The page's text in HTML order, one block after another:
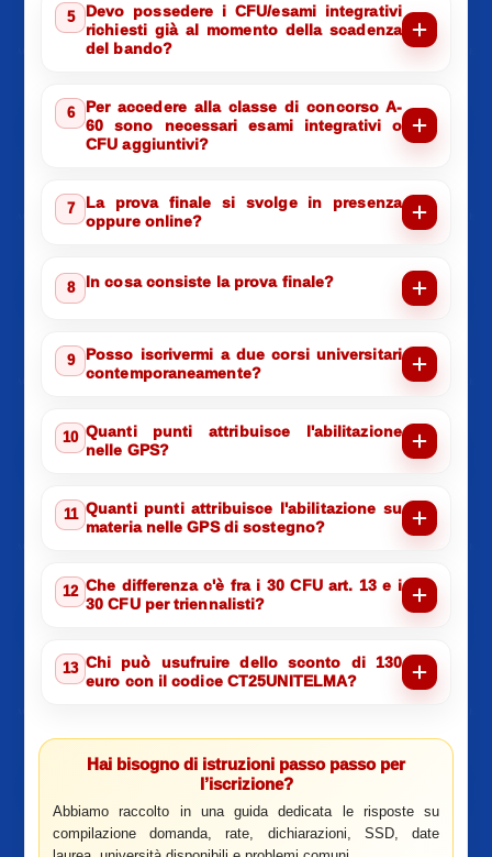
5
Devo possedere i CFU/esami integrativi
richiesti già al momento della scadenza
del bando?
6
Per accedere alla classe di concorso A-
60 sono necessari esami integrativi o
CFU aggiuntivi?
7
La prova finale si svolge in presenza
oppure online?
8 In cosa consiste la prova finale?
9
Posso iscrivermi a due corsi universitari
contemporaneamente?
10 Quanti punti attribuisce l'abilitazione
nelle GPS?
11 Quanti punti attribuisce l'abilitazione su
materia nelle GPS di sostegno?
12 Che differenza c'è fra i 30 CFU art. 13 e i
30 CFU per triennalisti?
13 Chi può usufruire dello sconto di 130
euro con il codice CT25UNITELMA?
Hai bisogno di istruzioni passo passo per
l’iscrizione?
Abbiamo raccolto in una guida dedicata le risposte su
compilazione domanda, rate, dichiarazioni, SSD, date